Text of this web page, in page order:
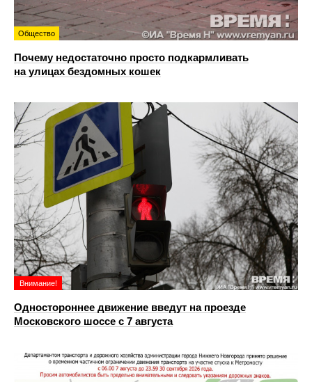
Общество
Почему недостаточно просто подкармливать
на улицах бездомных кошек
Внимание!
Одностороннее движение введут на проезде
Московского шоссе с 7 августа